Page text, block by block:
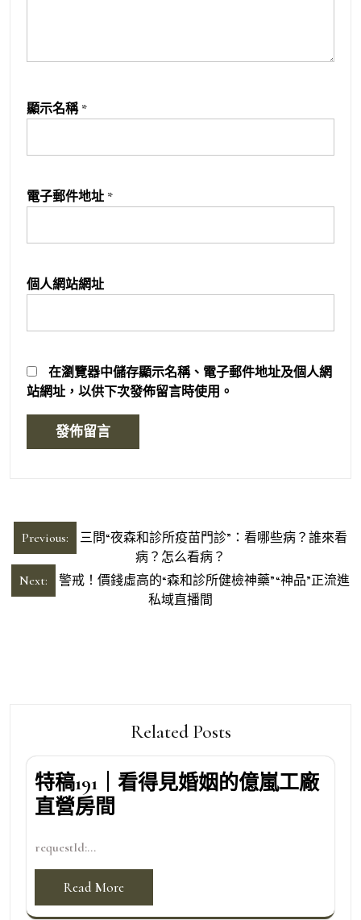
顯示名稱 *
電子郵件地址 *
個人網站網址
在瀏覽器中儲存顯示名稱、電子郵件地址及個人網
站網址，以供下次發佈留言時使用。
文
章
導
Previous:
三問“夜森和診所疫苗門診”：看哪些病？誰來看
病？怎么看病？
Next:
警戒！價錢虛高的“森和診所健檢神藥”“神品”正流進
私域直播間
Related Posts
特稿191｜看得見婚姻的億嵐工廠
直營房間
requestId:...
Read More